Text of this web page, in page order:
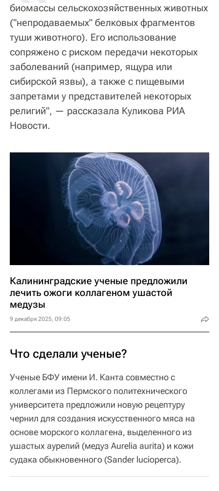
биомассы сельскохозяйственных животных
("непродаваемых" белковых фрагментов
туши животного). Его использование
сопряжено с риском передачи некоторых
заболеваний (например, ящура или
сибирской язвы), а также с пищевыми
запретами у представителей некоторых
религий", — рассказала Куликова РИА
Новости.
Калининградские ученые предложили
лечить ожоги коллагеном ушастой
медузы
9 декабря 2025, 09:05
Что сделали ученые?
Ученые БФУ имени И. Канта совместно с
коллегами из Пермского политехнического
университета предложили новую рецептуру
чернил для создания искусственного мяса на
основе морского коллагена, выделенного из
ушастых аурелий (медуз Aurelia aurita) и кожи
судака обыкновенного (Sander lucioperca).